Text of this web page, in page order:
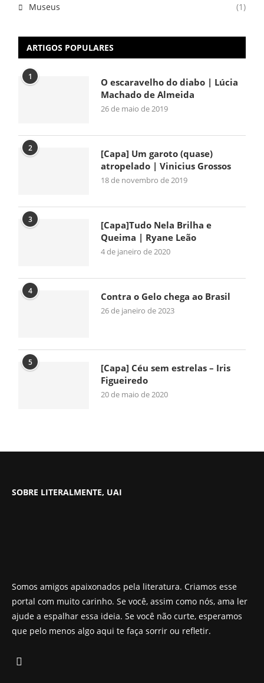
Museus (1)
ARTIGOS POPULARES
1
O escaravelho do diabo | Lúcia
Machado de Almeida
26 de maio de 2019
2
[Capa] Um garoto (quase)
atropelado | Vinicius Grossos
18 de novembro de 2019
3
[Capa]Tudo Nela Brilha e
Queima | Ryane Leão
4 de janeiro de 2020
4 Contra o Gelo chega ao Brasil
26 de janeiro de 2023
5
[Capa] Céu sem estrelas – Iris
Figueiredo
20 de maio de 2020
SOBRE LITERALMENTE, UAI
Somos amigos apaixonados pela literatura. Criamos esse
portal com muito carinho. Se você, assim como nós, ama ler
ajude a espalhar essa ideia. Se você não curte, esperamos
que pelo menos algo aqui te faça sorrir ou refletir.